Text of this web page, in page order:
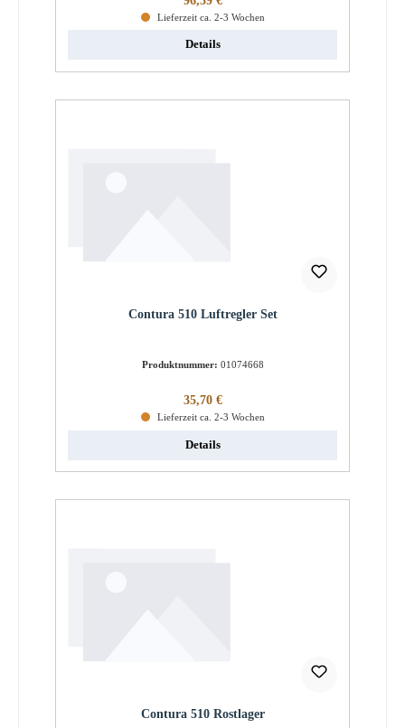
Lieferzeit ca. 2-3 Wochen
Details
Contura 510 Luftregler Set
Produktnummer: 01074668
Regulärer Preis:
35,70 €
Lieferzeit ca. 2-3 Wochen
Details
Contura 510 Rostlager